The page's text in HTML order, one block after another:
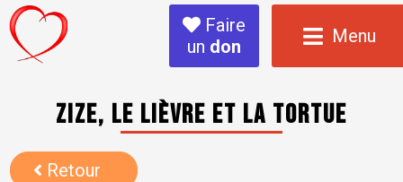
Faire
un don Menu
Zize, le lièvre et la tortue
Retour